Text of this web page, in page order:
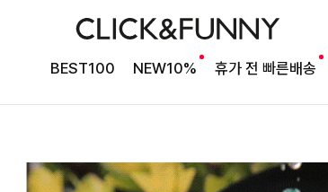
BEST100 NEW10% 휴가 전 빠른배송